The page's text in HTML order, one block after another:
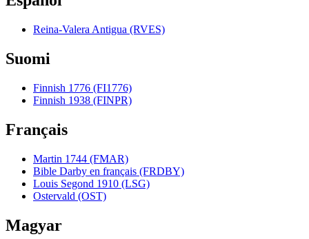
Reina-Valera Antigua (RVES)
Suomi
Finnish 1776 (FI1776)
Finnish 1938 (FINPR)
Français
Martin 1744 (FMAR)
Bible Darby en français (FRDBY)
Louis Segond 1910 (LSG)
Ostervald (OST)
Magyar